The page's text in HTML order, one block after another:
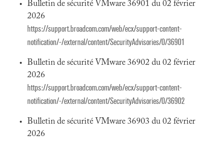
Bulletin de sécurité VMware 36901 du 02 février
2026
https://support.broadcom.com/web/ecx/support-content-
notification/-/external/content/SecurityAdvisories/0/36901
Bulletin de sécurité VMware 36902 du 02 février
2026
https://support.broadcom.com/web/ecx/support-content-
notification/-/external/content/SecurityAdvisories/0/36902
Bulletin de sécurité VMware 36903 du 02 février
2026